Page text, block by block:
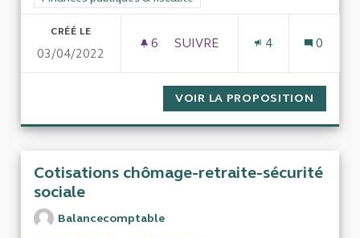
CRÉÉ LE
03/04/2022
6 6 ABONNÉS
SUIVRE
4 0
VOIR LA PROPOSITION
Cotisations chômage-retraite-sécurité
sociale
Balancecomptable